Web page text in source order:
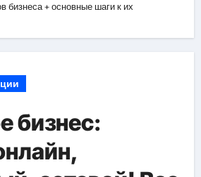
бизнеса + основные шаги к их
бизнес: